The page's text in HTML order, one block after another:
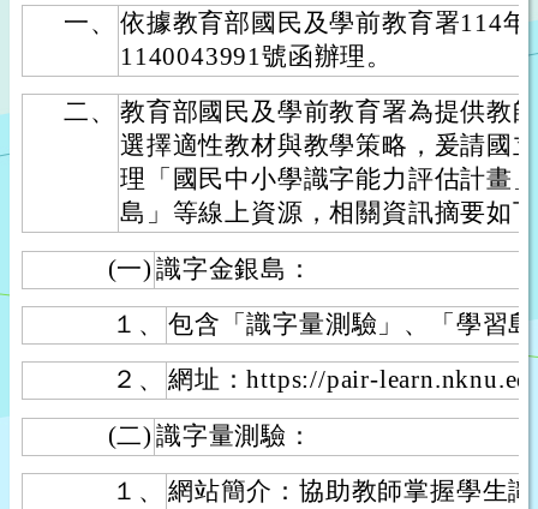
一、
依據教育部國民及學前教育署114
1140043991號函辦理。
二、
教育部國民及學前教育署為提供教
選擇適性教材與教學策略，爰請國
理「國民中小學識字能力評估計畫
島」等線上資源，相關資訊摘要如
(一) 識字金銀島：
１、
包含「識字量測驗」、「學習
２、
網址：https://pair-
(二) 識字量測驗：
１、
網站簡介：協助教師掌握學生